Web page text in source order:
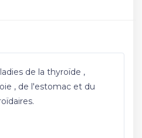
de la thyroïde ,
, de l'estomac et du